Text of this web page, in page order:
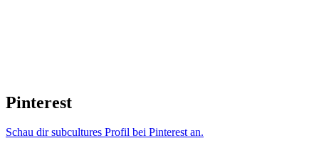
Pinterest
Schau dir subcultures Profil bei Pinterest an.